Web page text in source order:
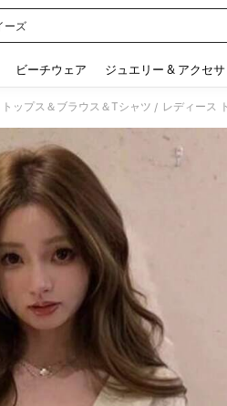
ーズ
ビーチウェア ジュエリー & アクセ
トップス＆ブラウス＆Tシャツ / レディース